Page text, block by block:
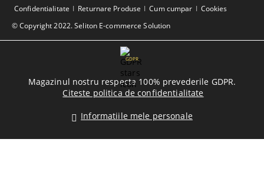
© Copyright 2022. Seliton E-commerce Solution
Confidentialitate
Returnare Produse Cum cumpar Cookies
GDPR
Magazinul nostru respecta 100% prevederile GDPR.
Citeste politica de confidentialitate
Informatiile mele personale